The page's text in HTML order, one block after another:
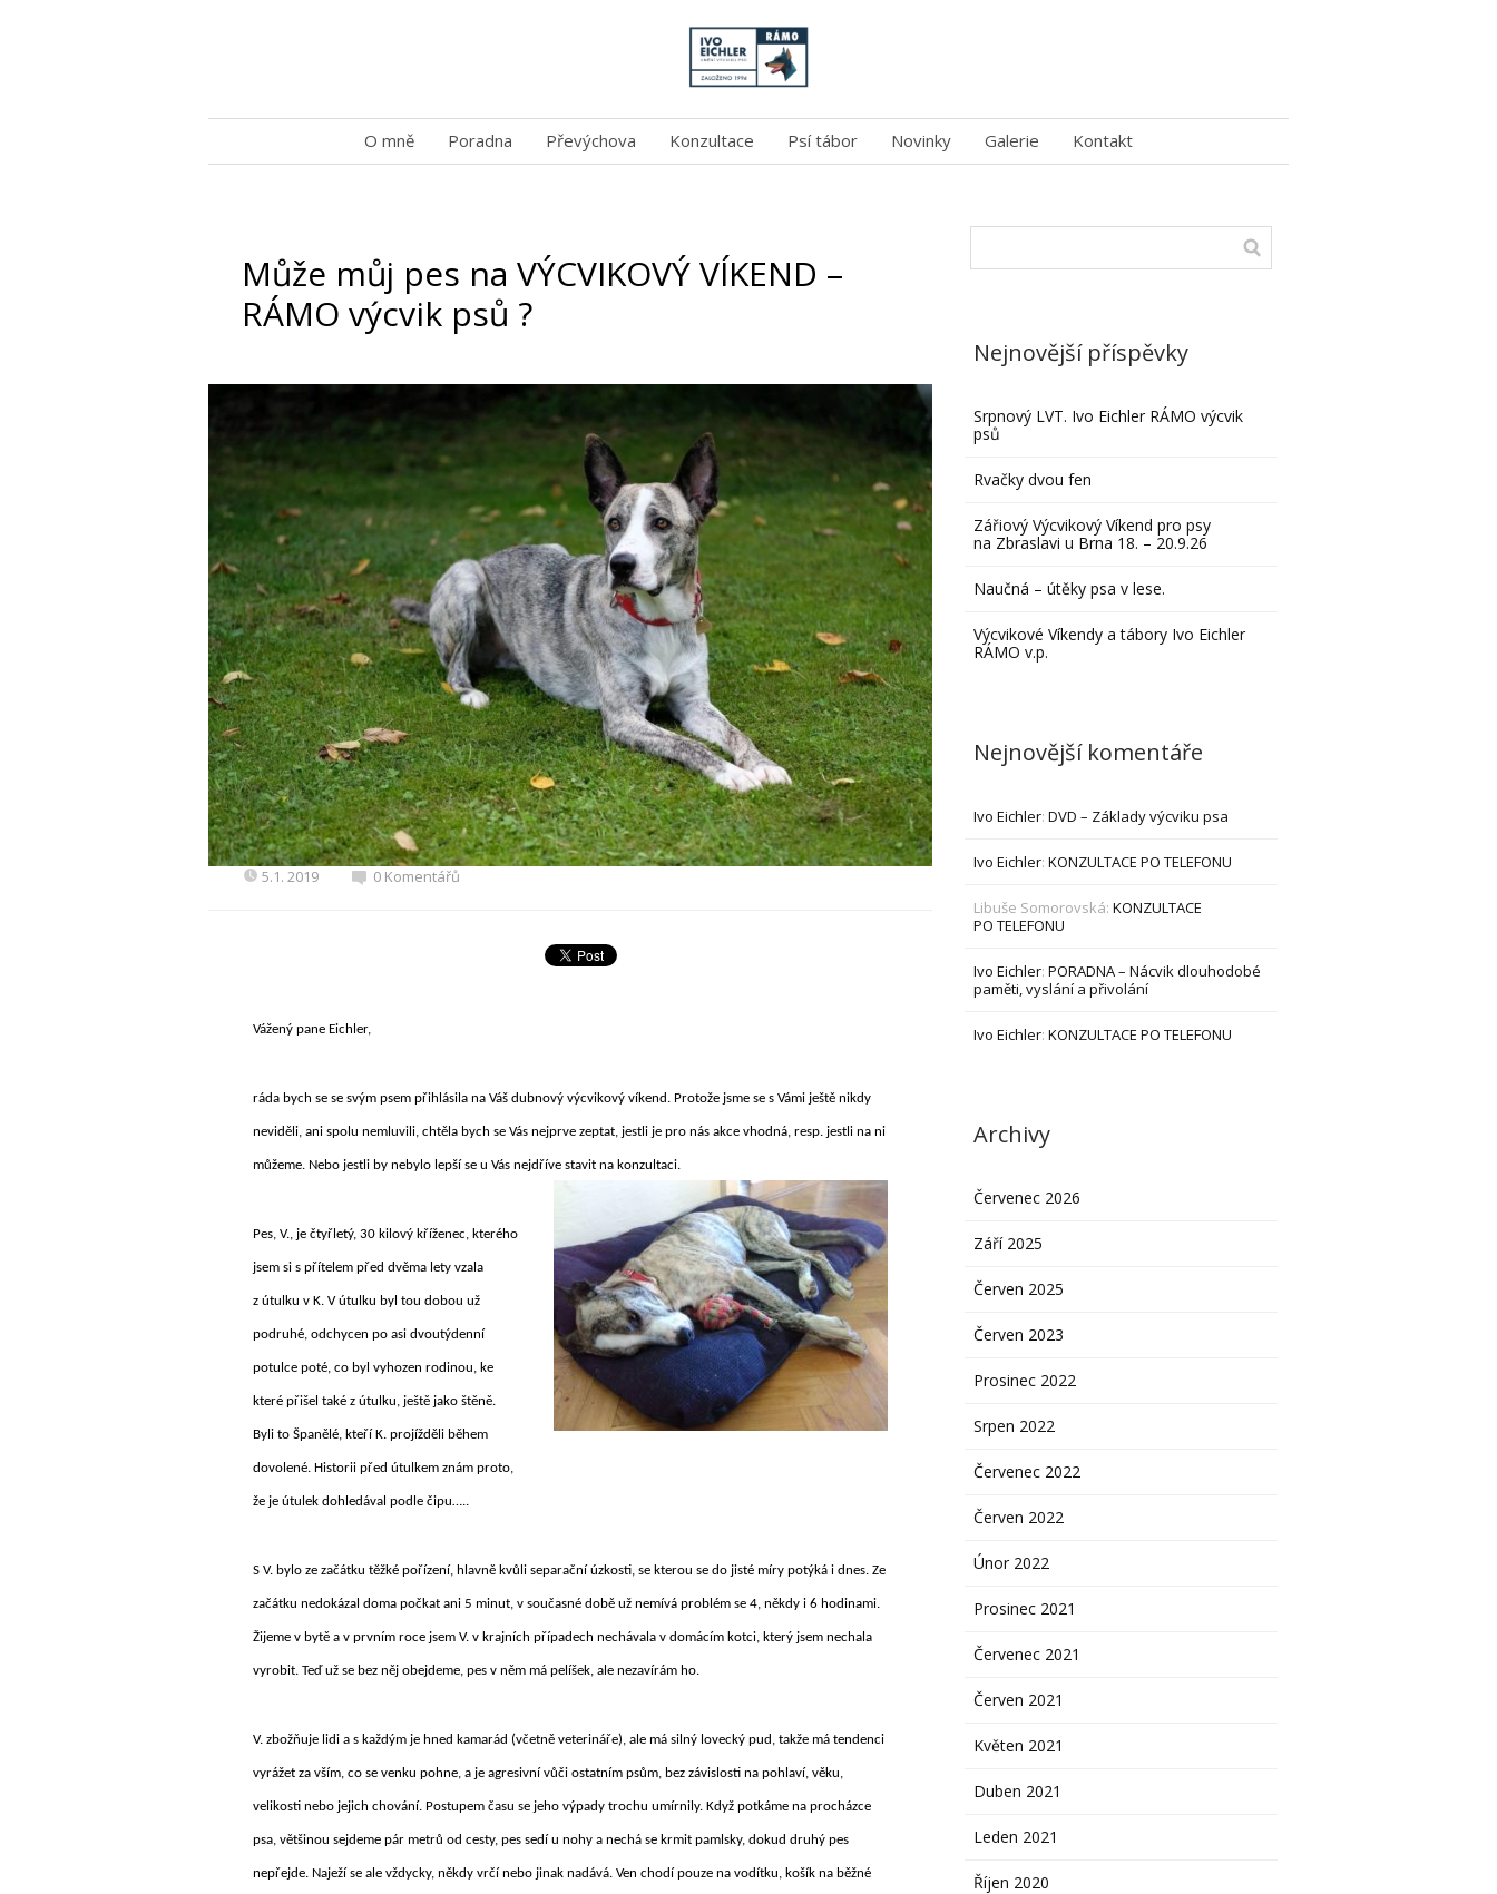
O mně Poradna Převýchova Konzultace Psí tábor Novinky Galerie Kontakt
Může můj pes na VÝCVIKOVÝ VÍKEND –
RÁMO výcvik psů ?
5.1. 2019 0 Komentářů
Vážený pane Eichler,
ráda bych se se svým psem přihlásila na Váš dubnový výcvikový víkend. Protože jsme se s Vámi ještě nikdy
neviděli, ani spolu nemluvili, chtěla bych se Vás nejprve zeptat, jestli je pro nás akce vhodná, resp. jestli na ni
můžeme. Nebo jestli by nebylo lepší se u Vás nejdříve stavit na konzultaci.
Pes, V., je čtyřletý, 30 kilový kříženec, kterého
jsem si s přítelem před dvěma lety vzala
z útulku v K. V útulku byl tou dobou už
podruhé, odchycen po asi dvoutýdenní
potulce poté, co byl vyhozen rodinou, ke
které přišel také z útulku, ještě jako štěně.
Byli to Španělé, kteří K. projížděli během
dovolené. Historii před útulkem znám proto,
že je útulek dohledával podle čipu…..
S V. bylo ze začátku těžké pořízení, hlavně kvůli separační úzkosti, se kterou se do jisté míry potýká i dnes. Ze
začátku nedokázal doma počkat ani 5 minut, v současné době už nemívá problém se 4, někdy i 6 hodinami.
Žijeme v bytě a v prvním roce jsem V. v krajních případech nechávala v domácím kotci, který jsem nechala
vyrobit. Teď už se bez něj obejdeme, pes v něm má pelíšek, ale nezavírám ho.
V. zbožňuje lidi a s každým je hned kamarád (včetně veterináře), ale má silný lovecký pud, takže má tendenci
vyrážet za vším, co se venku pohne, a je agresivní vůči ostatním psům, bez závislosti na pohlaví, věku,
velikosti nebo jejich chování. Postupem času se jeho výpady trochu umírnily. Když potkáme na procházce
psa, většinou sejdeme pár metrů od cesty, pes sedí u nohy a nechá se krmit pamlsky, dokud druhý pes
nepřejde. Naježí se ale vždycky, někdy vrčí nebo jinak nadává. Ven chodí pouze na vodítku, košík na běžné
Nejnovější příspěvky
Srpnový LVT. Ivo Eichler RÁMO výcvik
psů
Rvačky dvou fen
Zářiový Výcvikový Víkend pro psy
na Zbraslavi u Brna 18. – 20.9.26
Naučná – útěky psa v lese.
Výcvikové Víkendy a tábory Ivo Eichler
RÁMO v.p.
Nejnovější komentáře
Ivo Eichler:DVD – Základy výcviku psa
Ivo Eichler:KONZULTACE PO TELEFONU
Libuše Somorovská:KONZULTACE
PO TELEFONU
Ivo Eichler:PORADNA – Nácvik dlouhodobé
paměti, vyslání a přivolání
Ivo Eichler:KONZULTACE PO TELEFONU
Archivy
Červenec 2026
Září 2025
Červen 2025
Červen 2023
Prosinec 2022
Srpen 2022
Červenec 2022
Červen 2022
Únor 2022
Prosinec 2021
Červenec 2021
Červen 2021
Květen 2021
Duben 2021
Leden 2021
Říjen 2020